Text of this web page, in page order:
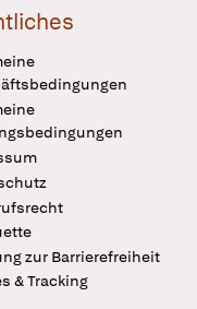
zur Barrierefreiheit
& Tracking